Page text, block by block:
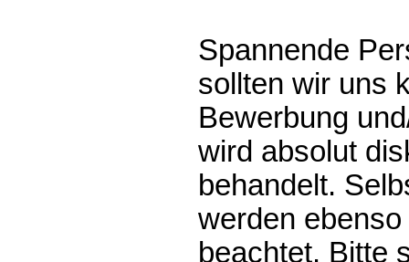
Spannende
sollten wir uns
Bewerbung
wird absolut
behandelt.
werden
beachtet. Bitte